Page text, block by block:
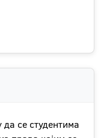
се студентима